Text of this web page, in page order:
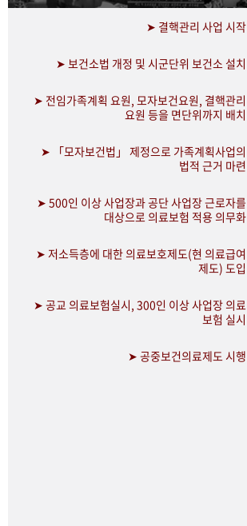
➤ 결핵관리 사업 시작
➤ 보건소법 개정 및 시군단위 보건소 설치
➤ 전임가족계획 요원, 모자보건요원, 결핵관리
요원 등을 면단위까지 배치
➤ 「모자보건법」 제정으로 가족계획사업의
법적 근거 마련
➤ 500인 이상 사업장과 공단 사업장 근로자를
대상으로 의료보험 적용 의무화
➤ 저소득층에 대한 의료보호제도(현 의료급여
제도) 도입
➤ 공교 의료보험실시, 300인 이상 사업장 의료
보험 실시
➤ 공중보건의료제도 시행